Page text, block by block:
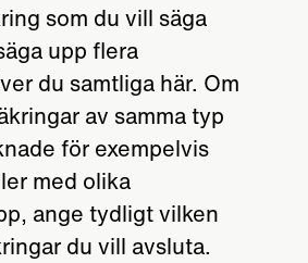
som du vill säga
upp flera
du samtliga här. Om
av samma typ
för exempelvis
med olika
ange tydligt vilken
du vill avsluta.